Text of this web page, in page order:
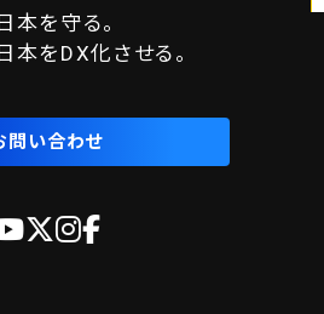
本を守る。
本をDX化させる。
問い合わせ